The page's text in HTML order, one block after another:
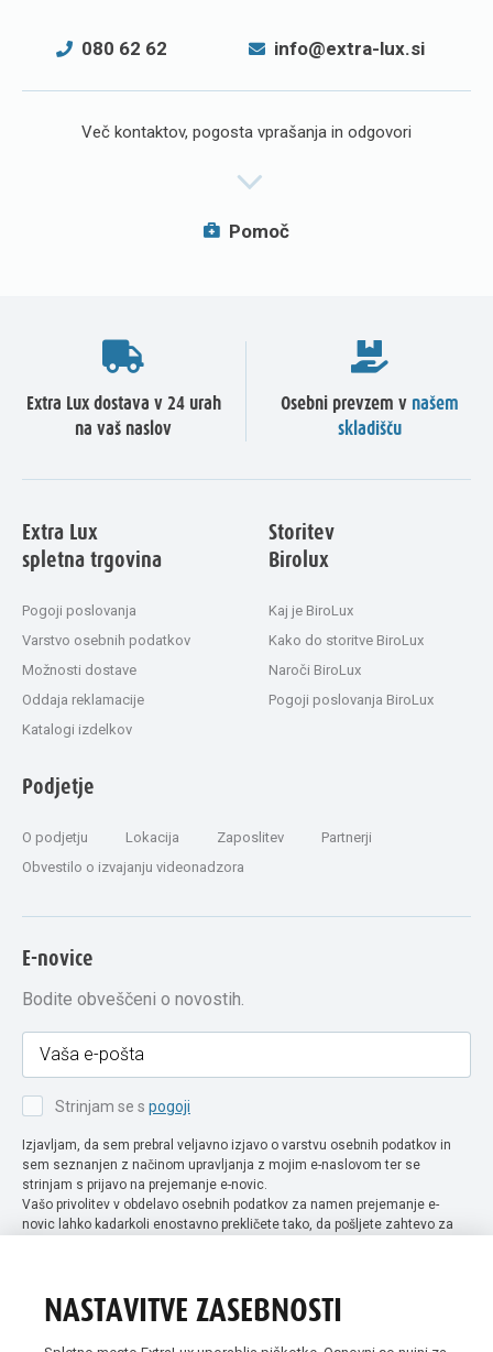
080 62 62 info@extra-lux.si
Več kontaktov, pogosta vprašanja in odgovori
Pomoč
Extra Lux dostava v 24 urah
na vaš naslov
Osebni prevzem v našem
skladišču
Extra Lux
spletna trgovina
Pogoji poslovanja
Varstvo osebnih podatkov
Možnosti dostave
Oddaja reklamacije
Katalogi izdelkov
Storitev
Birolux
Kaj je BiroLux
Kako do storitve BiroLux
Naroči BiroLux
Pogoji poslovanja BiroLux
Podjetje
O podjetju Lokacija Zaposlitev
Partnerji
Obvestilo o izvajanju videonadzora
E-novice
Bodite obveščeni o novostih.
Strinjam se s pogoji
Izjavljam, da sem prebral veljavno izjavo o varstvu osebnih podatkov in
sem seznanjen z načinom upravljanja z mojim e-naslovom ter se
strinjam s prijavo na prejemanje e-novic.
Vašo privolitev v obdelavo osebnih podatkov za namen prejemanje e-
novic lahko kadarkoli enostavno prekličete tako, da pošljete zahtevo za
NASTAVITVE ZASEBNOSTI